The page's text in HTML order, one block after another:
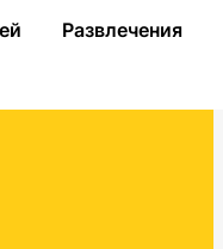
Развлечения